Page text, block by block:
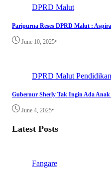
DPRD Malut
Paripurna Reses DPRD Malut :
June 10, 2025•
DPRD Malut Pendidikan
Gubernur Sherly Tak Ingin Ada
June 4, 2025•
Latest Posts
Fangare